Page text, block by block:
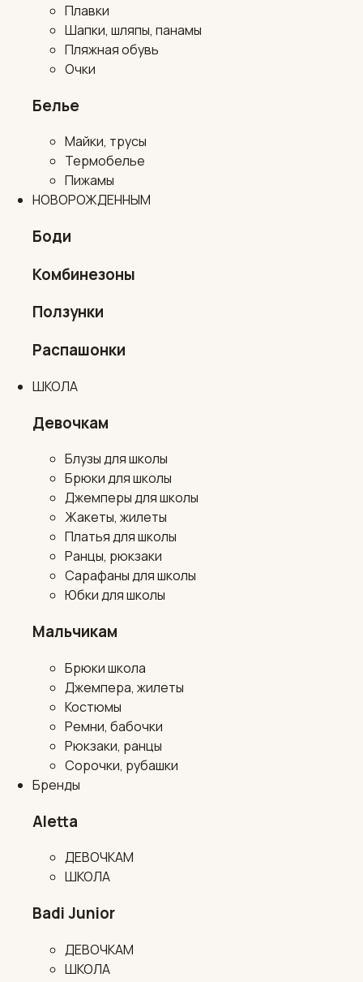
Плавки
Шапки, шляпы, панамы
Пляжная обувь
Очки
Белье
Майки, трусы
Термобелье
Пижамы
НОВОРОЖДЕННЫМ
Боди
Комбинезоны
Ползунки
Распашонки
ШКОЛА
Девочкам
Блузы для школы
Брюки для школы
Джемперы для школы
Жакеты, жилеты
Платья для школы
Ранцы, рюкзаки
Сарафаны для школы
Юбки для школы
Мальчикам
Брюки школа
Джемпера, жилеты
Костюмы
Ремни, бабочки
Рюкзаки, ранцы
Сорочки, рубашки
Бренды
Aletta
ДЕВОЧКАМ
ШКОЛА
Badi Junior
ДЕВОЧКАМ
ШКОЛА